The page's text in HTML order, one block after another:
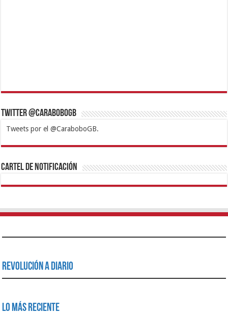
Twitter @CaraboboGB
Tweets por el @CaraboboGB.
1xbetBetturkeyBetistKralbetSupertotobetTipobetMatadorbetMariobet
https://mvbcasino.com/
Cartel de Notificación
Revolución a Diario
Lo Más Reciente